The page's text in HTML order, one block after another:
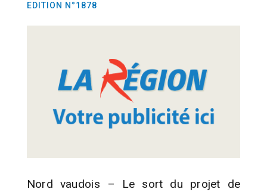
EDITION N°1878
Nord vaudois – Le sort du projet de